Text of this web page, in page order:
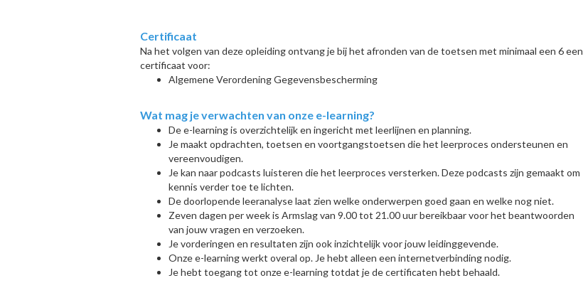
Certificaat
Na het volgen van deze opleiding ontvang je bij het afronden van de toetsen met minimaal een 6 een
certificaat voor:
Algemene Verordening Gegevensbescherming
Wat mag je verwachten van onze e-learning?
De e-learning is overzichtelijk en ingericht met leerlijnen en planning.
Je maakt opdrachten, toetsen en voortgangstoetsen die het leerproces ondersteunen en
vereenvoudigen.
Je kan naar podcasts luisteren die het leerproces versterken. Deze podcasts zijn gemaakt om
kennis verder toe te lichten.
De doorlopende leeranalyse laat zien welke onderwerpen goed gaan en welke nog niet.
Zeven dagen per week is Armslag van 9.00 tot 21.00 uur bereikbaar voor het beantwoorden
van jouw vragen en verzoeken.
Je vorderingen en resultaten zijn ook inzichtelijk voor jouw leidinggevende.
Onze e-learning werkt overal op. Je hebt alleen een internetverbinding nodig.
Je hebt toegang tot onze e-learning totdat je de certificaten hebt behaald.